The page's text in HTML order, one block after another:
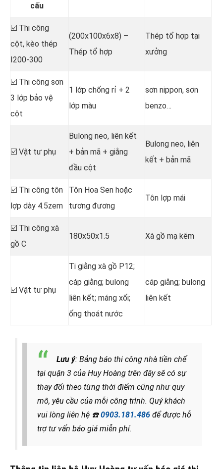
cấu
☑️ Thi công
cột, kèo thép
I200-300
(200x100x6x8) –
Thép tổ hợp
Thép tổ hợp tại
xưởng
☑️ Thi công sơn
3 lớp bảo vệ
cột
1 lớp chống rỉ + 2
lớp màu
sơn nippon, sơn
benzo…
☑️ Vật tư phụ
Bulong neo, liên kết
+ bản mã + giằng
đầu cột
Bulong neo, liên
kết + bản mã
☑️ Thi công tôn
lợp dày 4.5zem
Tôn Hoa Sen hoặc
tương đương
Tôn lợp mái
☑️ Thi công xà
gồ C
180x50x1.5 Xà gồ mạ kẽm
☑️ Vật tư phụ
Ti giằng xà gồ P12;
cáp giằng; bulong
liên kết; máng xối;
ống thoát nước
cáp giằng; bulong
liên kết
Lưu ý: Bảng báo thi công nhà tiền chế
tại quận 3 của Huy Hoàng trên đây sẽ có sự
thay đổi theo từng thời điểm cũng như quy
mô, yêu cầu của mỗi công trình. Quý khách
vui lòng liên hệ ☎️0903.181.486 để được hỗ
trợ tư vấn báo giá miễn phí.